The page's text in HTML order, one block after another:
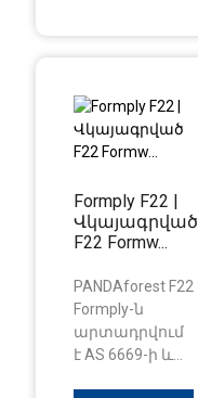
Formply F22 |
Վկայագրված
F22 Formw...
PANDAforest F22
Formply-ն
արտադրվում
է AS 6669-ի և...